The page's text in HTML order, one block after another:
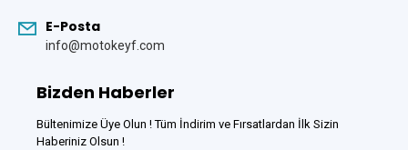
E-Posta
info@motokeyf.com
Bizden Haberler
Bültenimize Üye Olun ! Tüm İndirim ve Fırsatlardan İlk Sizin
Haberiniz Olsun !